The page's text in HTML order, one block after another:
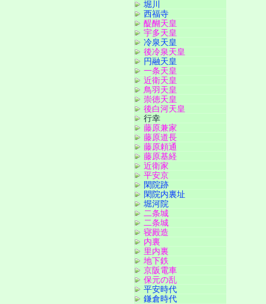
堀川
西福寺
醍醐天皇
宇多天皇
冷泉天皇
後冷泉天皇
円融天皇
一条天皇
近衛天皇
鳥羽天皇
崇徳天皇
後白河天皇
行幸
藤原兼家
藤原道長
藤原頼通
藤原基経
近衛家
平安京
閑院跡
閑院内裏址
堀河院
二条城
二条城
寝殿造
内裏
里内裏
地下鉄
京阪電車
保元の乱
平安時代
鎌倉時代